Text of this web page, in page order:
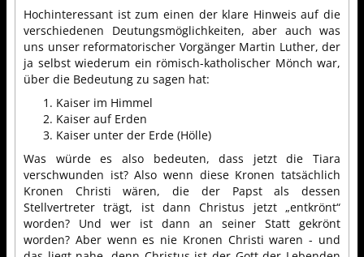
Hochinteressant ist zum einen der klare Hinweis auf die
verschiedenen Deutungsmöglichkeiten, aber auch was
uns unser reformatorischer Vorgänger Martin Luther, der
ja selbst wiederum ein römisch-katholischer Mönch war,
über die Bedeutung zu sagen hat:
Kaiser im Himmel
Kaiser auf Erden
Kaiser unter der Erde (Hölle)
Was würde es also bedeuten, dass jetzt die Tiara
verschwunden ist? Also wenn diese Kronen tatsächlich
Kronen Christi wären, die der Papst als dessen
Stellvertreter trägt, ist dann Christus jetzt „entkrönt“
worden? Und wer ist dann an seiner Statt gekrönt
worden? Aber wenn es nie Kronen Christi waren - und